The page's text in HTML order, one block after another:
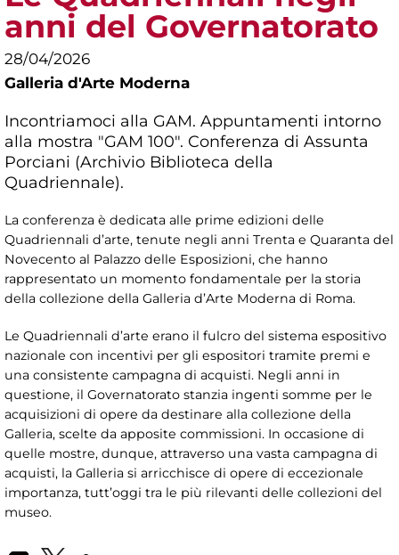
anni del Governatorato
28/04/2026
Galleria d'Arte Moderna
Incontriamoci alla GAM. Appuntamenti intorno
alla mostra "GAM 100". Conferenza di Assunta
Porciani (Archivio Biblioteca della
Quadriennale).
La conferenza è dedicata alle prime edizioni delle
Quadriennali d’arte, tenute negli anni Trenta e Quaranta del
Novecento al Palazzo delle Esposizioni, che hanno
rappresentato un momento fondamentale per la storia
della collezione della Galleria d’Arte Moderna di Roma.
Le Quadriennali d’arte erano il fulcro del sistema espositivo
nazionale con incentivi per gli espositori tramite premi e
una consistente campagna di acquisti. Negli anni in
questione, il Governatorato stanzia ingenti somme per le
acquisizioni di opere da destinare alla collezione della
Galleria, scelte da apposite commissioni. In occasione di
quelle mostre, dunque, attraverso una vasta campagna di
acquisti, la Galleria si arricchisce di opere di eccezionale
importanza, tutt’oggi tra le più rilevanti delle collezioni del
museo.